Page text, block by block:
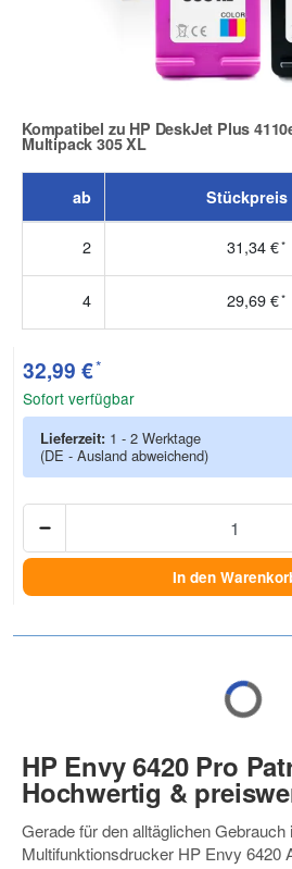
Kompatibel zu HP DeskJet Plus
Multipack 305 XL
Zur Artikelbewertung
ab
Stückpreis
2 31,34 €*
4 29,69 €*
32,99 €*
Sofort verfügbar
Lieferzeit: 1 - 2 Werktage
(DE - Ausland abweichend)
In den
HP Envy 6420 Pro
Hochwertig &
Gerade für den alltäglichen Gebrauch
Multifunktionsdrucker HP Envy 6420